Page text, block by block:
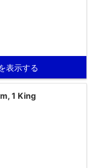
表示する
1 King